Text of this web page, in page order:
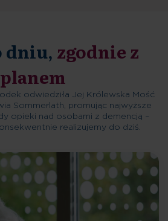
dniu, zgodnie z
planem
odwiedziła Jej Królewska Mość
Sommerlath, promując najwyższe
opieki nad osobami z demencją –
realizujemy do dziś.